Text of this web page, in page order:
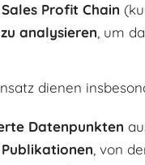
Sales Profit Chain
analysieren , um
dienen
Datenpunkten
, von